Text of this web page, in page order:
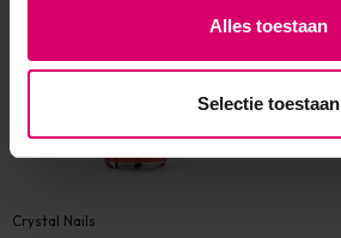
Alles toestaan
Selectie toestaan
Crystal Nails